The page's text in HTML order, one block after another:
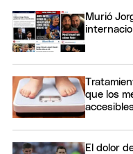
Murió
que los
El dolor